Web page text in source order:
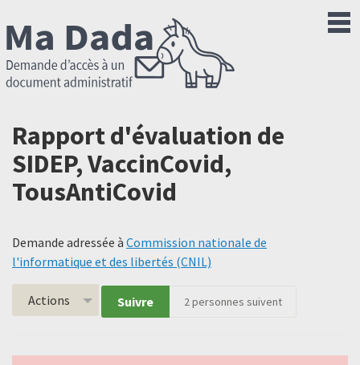
Rapport d'évaluation de
SIDEP, VaccinCovid,
TousAntiCovid
Demande adressée à Commission nationale de
l'informatique et des libertés (CNIL)
Actions Suivre 2personnes suivent